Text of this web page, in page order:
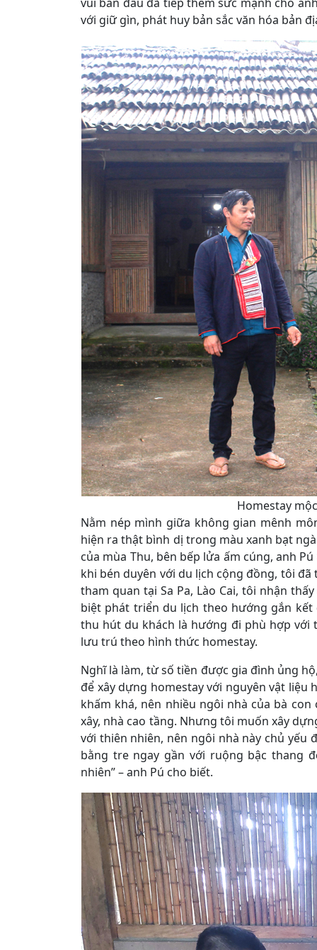
với giữ gìn, phát huy bản sắc văn hóa bản
Homestay
Nằm nép mình giữa không gian mênh
hiện ra thật bình dị trong màu xanh bạt
của mùa Thu, bên bếp lửa ấm cúng, anh
khi bén duyên với du lịch cộng đồng, tôi
tham quan tại Sa Pa, Lào Cai, tôi nhận
biệt phát triển du lịch theo hướng gắn kết
thu hút du khách là hướng đi phù hợp
lưu trú theo hình thức homestay.
Nghĩ là làm, từ số tiền được gia đình ủng
để xây dựng homestay với nguyên vật liệu
khấm khá, nên nhiều ngôi nhà của bà
xây, nhà cao tầng. Nhưng tôi muốn xây
với thiên nhiên, nên ngôi nhà này chủ yếu
bằng tre ngay gần với ruộng bậc thang
nhiên” – anh Pú cho biết.